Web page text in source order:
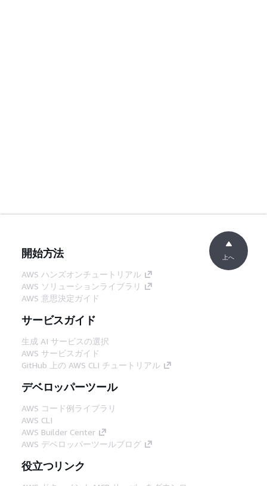
開始方法
AWS ハンズオンチュートリアル
AWS ソリューションライブラリ
AWS 意思決定ガイド
サービスガイド
生成 AI サービスの選択
AWS サービスガイド
GitHub 上の AWS CLI チュートリアル
デベロッパーツール
AWS コード例ライブラリ
AWS CLI
AWS Builder Center
AWS デベロッパーツールブログ
役立つリンク
上へ